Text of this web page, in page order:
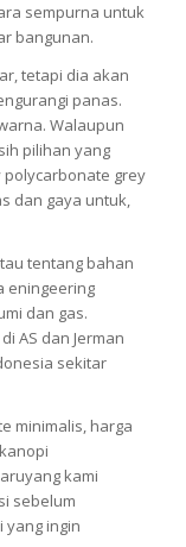
sempurna untuk
bangunan.
tetapi dia akan
panas.
Walaupun
pilihan yang
grey
dan gaya untuk,
tentang bahan
eningeering
dan gas.
AS dan Jerman
sekitar
minimalis, harga
kami
sebelum
yang ingin